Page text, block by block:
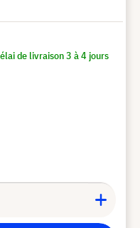
de livraison 3 à 4 jours